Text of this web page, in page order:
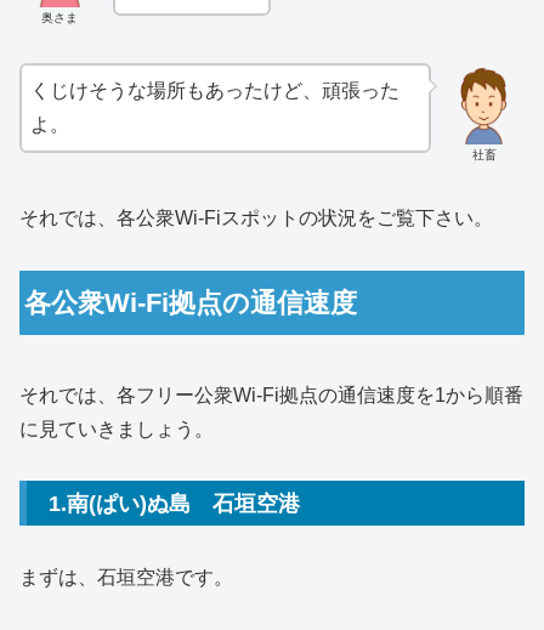
奥さま
社畜
くじけそうな場所もあったけど、頑張った
よ。
それでは、各公衆Wi-Fiスポットの状況をご覧下さい。
各公衆Wi-Fi拠点の通信速度
それでは、各フリー公衆Wi-Fi拠点の通信速度を1から順番
に見ていきましょう。
1.南(ぱい)ぬ島 石垣空港
まずは、石垣空港です。